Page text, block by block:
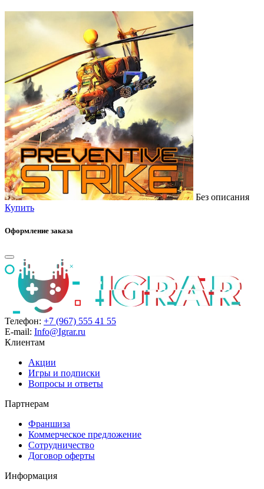
Без описания
Купить
Оформление заказа
Телефон: +7 (967) 555 41 55
E-mail: Info@Igrar.ru
Клиентам
Акции
Игры и подписки
Вопросы и ответы
Партнерам
Франшиза
Коммерческое предложение
Сотрудничество
Договор оферты
Информация